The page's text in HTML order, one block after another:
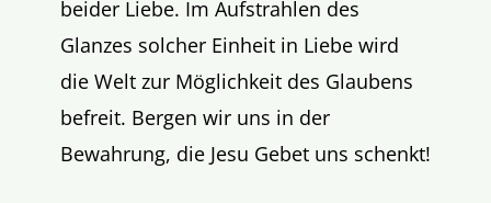
beider Liebe. Im Aufstrahlen des
Glanzes solcher Einheit in Liebe wird
die Welt zur Möglichkeit des Glaubens
befreit. Bergen wir uns in der
Bewahrung, die Jesu Gebet uns schenkt!